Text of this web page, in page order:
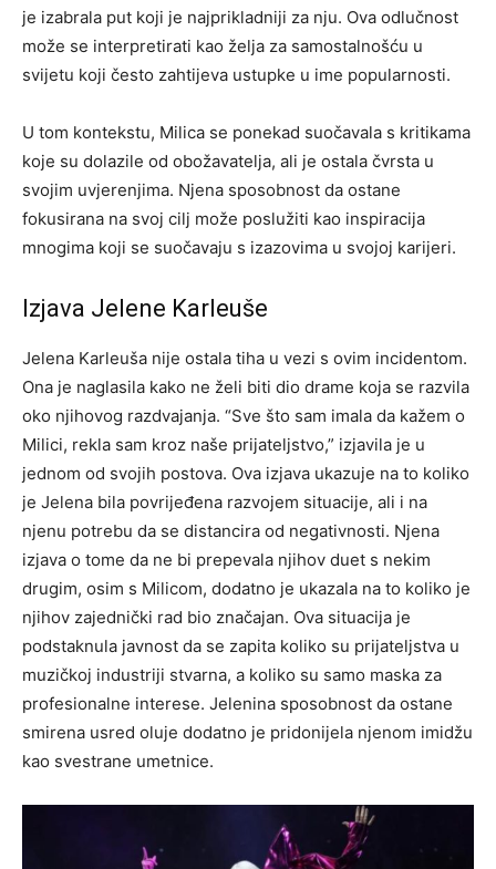
je izabrala put koji je najprikladniji za nju. Ova odlučnost
može se interpretirati kao želja za samostalnošću u
svijetu koji često zahtijeva ustupke u ime popularnosti.
U tom kontekstu, Milica se ponekad suočavala s kritikama
koje su dolazile od obožavatelja, ali je ostala čvrsta u
svojim uvjerenjima. Njena sposobnost da ostane
fokusirana na svoj cilj može poslužiti kao inspiracija
mnogima koji se suočavaju s izazovima u svojoj karijeri.
Izjava Jelene Karleuše
Jelena Karleuša nije ostala tiha u vezi s ovim incidentom.
Ona je naglasila kako ne želi biti dio drame koja se razvila
oko njihovog razdvajanja. “Sve što sam imala da kažem o
Milici, rekla sam kroz naše prijateljstvo,” izjavila je u
jednom od svojih postova. Ova izjava ukazuje na to koliko
je Jelena bila povrijeđena razvojem situacije, ali i na
njenu potrebu da se distancira od negativnosti. Njena
izjava o tome da ne bi prepevala njihov duet s nekim
drugim, osim s Milicom, dodatno je ukazala na to koliko je
njihov zajednički rad bio značajan. Ova situacija je
podstaknula javnost da se zapita koliko su prijateljstva u
muzičkoj industriji stvarna, a koliko su samo maska za
profesionalne interese. Jelenina sposobnost da ostane
smirena usred oluje dodatno je pridonijela njenom imidžu
kao svestrane umetnice.